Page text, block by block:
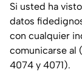
Si usted ha
datos
con cualquier
comunicarse al
4074 y 4071).